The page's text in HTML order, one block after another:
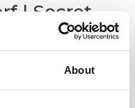
About
| Secret
aldrig någonting